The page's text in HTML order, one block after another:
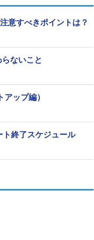
意すべきポイントは？
ないこと
ップ編）
終了スケジュール